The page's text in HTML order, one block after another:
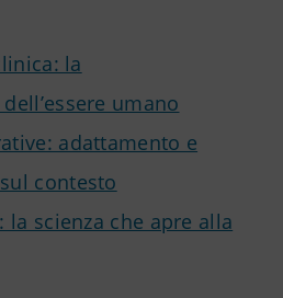
la
umano
adattamento e
contesto
la scienza che apre alla